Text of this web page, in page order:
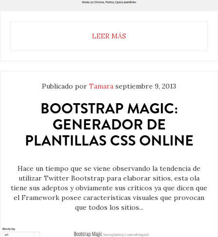
LEER MÁS
Publicado por Tamara septiembre 9, 2013
BOOTSTRAP MAGIC:
GENERADOR DE
PLANTILLAS CSS ONLINE
Hace un tiempo que se viene observando la tendencia de
utilizar Twitter Bootstrap para elaborar sitios, esta ola
tiene sus adeptos y obviamente sus críticos ya que dicen que
el Framework posee características visuales que provocan
que todos los sitios...